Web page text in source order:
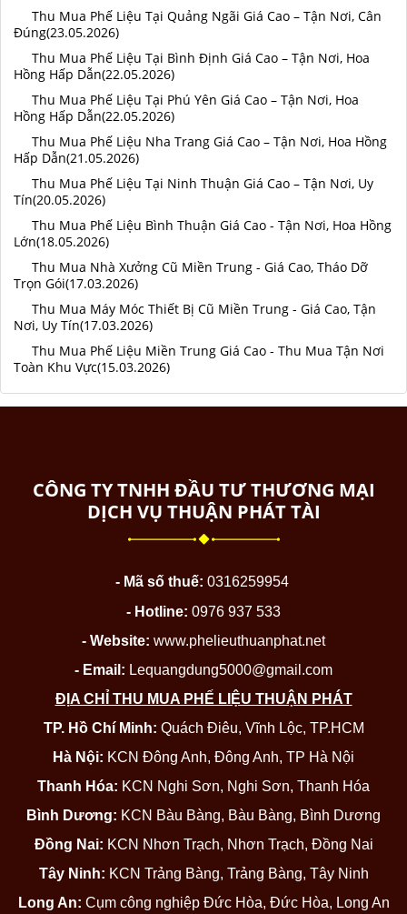
Thu Mua Phế Liệu Tại Quảng Ngãi Giá Cao – Tận Nơi, Cân
Đúng(23.05.2026)
Thu Mua Phế Liệu Tại Bình Định Giá Cao – Tận Nơi, Hoa
Hồng Hấp Dẫn(22.05.2026)
Thu Mua Phế Liệu Tại Phú Yên Giá Cao – Tận Nơi, Hoa
Hồng Hấp Dẫn(22.05.2026)
Thu Mua Phế Liệu Nha Trang Giá Cao – Tận Nơi, Hoa Hồng
Hấp Dẫn(21.05.2026)
Thu Mua Phế Liệu Tại Ninh Thuận Giá Cao – Tận Nơi, Uy
Tín(20.05.2026)
Thu Mua Phế Liệu Bình Thuận Giá Cao - Tận Nơi, Hoa Hồng
Lớn(18.05.2026)
Thu Mua Nhà Xưởng Cũ Miền Trung - Giá Cao, Tháo Dỡ
Trọn Gói(17.03.2026)
Thu Mua Máy Móc Thiết Bị Cũ Miền Trung - Giá Cao, Tận
Nơi, Uy Tín(17.03.2026)
Thu Mua Phế Liệu Miền Trung Giá Cao - Thu Mua Tận Nơi
Toàn Khu Vực(15.03.2026)
CÔNG TY TNHH ĐẦU TƯ THƯƠNG MẠI
DỊCH VỤ THUẬN PHÁT TÀI
- Mã số thuế: 0316259954
- Hotline: 0976 937 533
- Website: www.phelieuthuanphat.net
- Email: Lequangdung5000@gmail.com
ĐỊA CHỈ THU MUA PHẾ LIỆU THUẬN PHÁT
TP. Hồ Chí Minh: Quách Điêu, Vĩnh Lộc, TP.HCM
Hà Nội: KCN Đông Anh, Đông Anh, TP Hà Nội
Thanh Hóa: KCN Nghi Sơn, Nghi Sơn, Thanh Hóa
Bình Dương: KCN Bàu Bàng, Bàu Bàng, Bình Dương
Đồng Nai: KCN Nhơn Trạch, Nhơn Trạch, Đồng Nai
Tây Ninh: KCN Trảng Bàng, Trảng Bàng, Tây Ninh
Long An: Cụm công nghiệp Đức Hòa, Đức Hòa, Long An